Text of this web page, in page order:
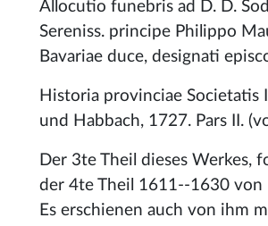
Allocutio funebris ad D. D.
Sereniss. principe Philippo
Bavariae duce, designati
Historia provinciae Societatis
und Habbach, 1727. Pars II.
Der 3te Theil dieses Werkes,
der 4te Theil 1611--1630 von
Es erschienen auch von ihm